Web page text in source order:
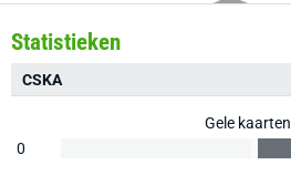
Statistieken
CSKA
Gele kaarten
0